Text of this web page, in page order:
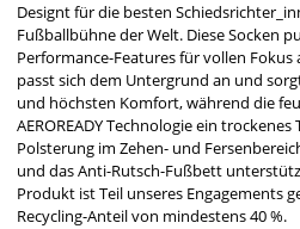
Designt für die besten
Fußballbühne der Welt. Diese Socken
Performance-Features für vollen Fokus
passt sich dem Untergrund an und
und höchsten Komfort, während die
AEROREADY Technologie ein
Polsterung im Zehen- und
und das Anti-Rutsch-Fußbett
Produkt ist Teil unseres Engagements
Recycling-Anteil von mindestens 40 %.